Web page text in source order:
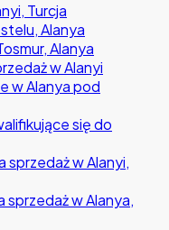
Turcja
Alanya
Alanya
w Alanyi
w Alanya pod
się do
sprzedaż w Alanyi,
w Alanya,